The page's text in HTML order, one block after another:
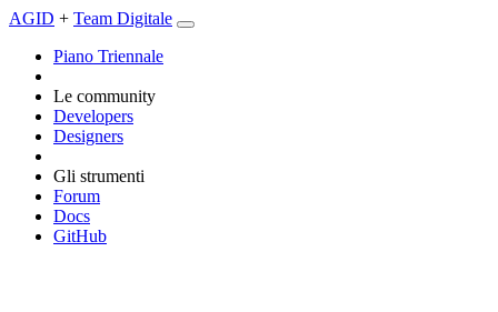
AGID + Team Digitale
Piano Triennale
Le community
Developers
Designers
Gli strumenti
Forum
Docs
GitHub